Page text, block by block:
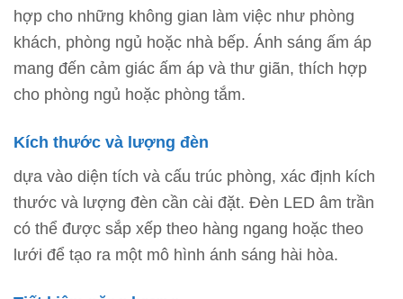
hợp cho những không gian làm việc như phòng
khách, phòng ngủ hoặc nhà bếp. Ánh sáng ấm áp
mang đến cảm giác ấm áp và thư giãn, thích hợp
cho phòng ngủ hoặc phòng tắm.
Kích thước và lượng đèn
dựa vào diện tích và cấu trúc phòng, xác định kích
thước và lượng đèn cần cài đặt. Đèn LED âm trần
có thể được sắp xếp theo hàng ngang hoặc theo
lưới để tạo ra một mô hình ánh sáng hài hòa.